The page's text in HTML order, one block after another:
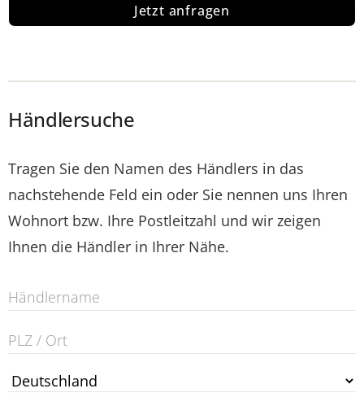
Jetzt anfragen
Händlersuche
Tragen Sie den Namen des Händlers in das
nachstehende Feld ein oder Sie nennen uns Ihren
Wohnort bzw. Ihre Postleitzahl und wir zeigen
Ihnen die Händler in Ihrer Nähe.